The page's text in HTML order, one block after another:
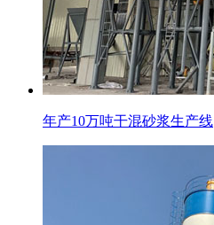
年产10万吨干混砂浆生产线